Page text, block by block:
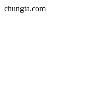
chungta.com